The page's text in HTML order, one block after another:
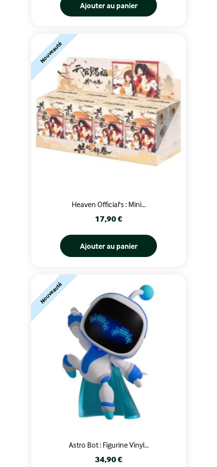
Ajouter au panier
Heaven Official's : Mini...
Prix
17,90 €
Ajouter au panier
Nouveauté
Astro Bot : Figurine Vinyl...
Prix
34,90 €
Nouveauté